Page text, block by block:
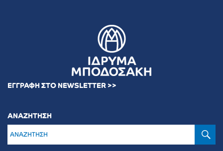
ΕΓΓΡΑΦΗ ΣΤΟ NEWSLETTER >>
ΑΝΑΖΗΤΗΣΗ